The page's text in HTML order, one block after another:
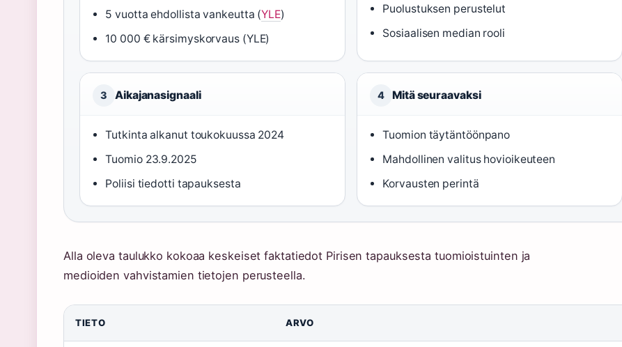
5 vuotta ehdollista vankeutta (YLE)
10 000 € kärsimyskorvaus (YLE)
Puolustuksen perustelut
Sosiaalisen median rooli
3 Aikajanasignaali
Tutkinta alkanut toukokuussa 2024
Tuomio 23.9.2025
Poliisi tiedotti tapauksesta
4 Mitä seuraavaksi
Tuomion täytäntöönpano
Mahdollinen valitus hovioikeuteen
Korvausten perintä
Alla oleva taulukko kokoaa keskeiset faktatiedot Pirisen tapauksesta tuomioistuinten ja
medioiden vahvistamien tietojen perusteella.
TIETO ARVO